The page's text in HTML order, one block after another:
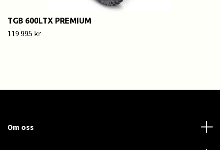
TGB 600LTX PREMIUM
119 995 kr
Om oss